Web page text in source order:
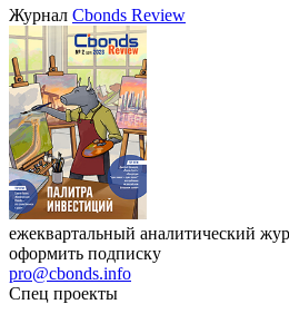
VIII международная
Республики Узбекистан»
17.09.2026, Ташкент
ЖурналCbonds Review